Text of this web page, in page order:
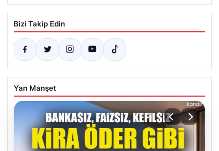
Bizi Takip Edin
Yan Manşet